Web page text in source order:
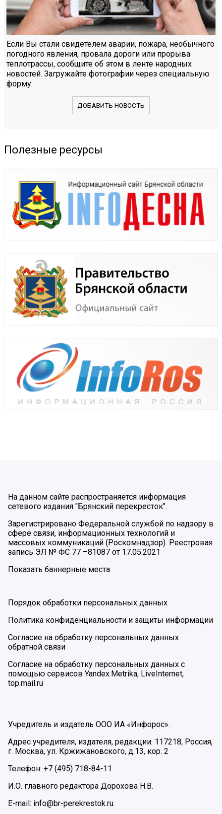
Если Вы стали свидетелем аварии, пожара, необычного
погодного явления, провала дороги или прорыва
теплотрассы, сообщите об этом в ленте народных
новостей. Загружайте фотографии через специальную
форму.
ДОБАВИТЬ НОВОСТЬ
Полезные ресурсы
На данном сайте распространяется информация
сетевого издания "Брянский перекресток".
Зарегистрировано Федеральной службой по надзору в
сфере связи, информационных технологий и
массовых коммуникаций (Роскомнадзор). Реестровая
запись ЭЛ № ФС 77 –81087 от 17.05.2021
Показать баннерные места
Порядок обработки персональных данных
Политика конфиденциальности и защиты информации
Согласие на обработку персональных данных
обратной связи
Согласие на обработку персональных данных с
помощью сервисов Yandex.Metrika, LiveInternet,
top.mail.ru
Учредитель и издатель ООО ИА «Инфорос».
Адрес учредителя, издателя, редакции: 117218, Россия,
г. Москва, ул. Кржижановского, д.13, кор. 2
Телефон: +7 (495) 718-84-11
И.О. главного редактора Дорохова Н.В.
E-mail: info@br-perekrestok.ru